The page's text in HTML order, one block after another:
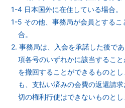
1-4 日本国外に在住している場合。
1-5 その他、事務局が会員とする
合。
2. 事務局は、入会を承諾した後で
項各号のいずれかに該当するこ
を撤回することができるものと
も、支払い済みの会費の返還請
切の権利行使はできないものとし